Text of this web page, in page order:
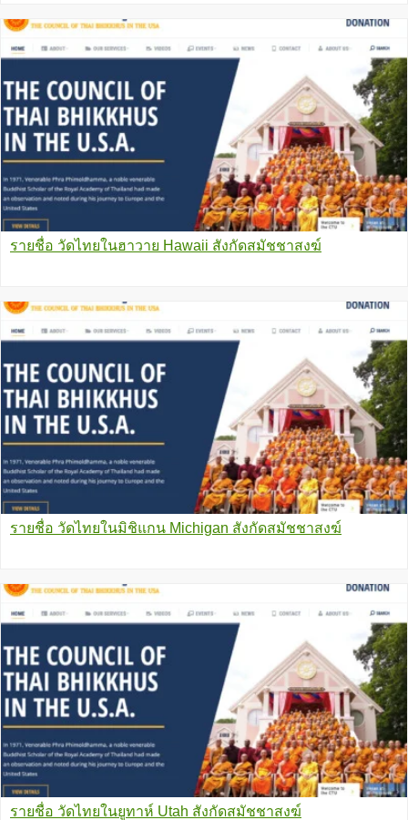
รายชื่อ วัดไทยในฮาวาย Hawaii สังกัดสมัชชาสงฆ์
รายชื่อ วัดไทยในมิชิแกน Michigan สังกัดสมัชชาสงฆ์
รายชื่อ วัดไทยในยูทาห์ Utah สังกัดสมัชชาสงฆ์